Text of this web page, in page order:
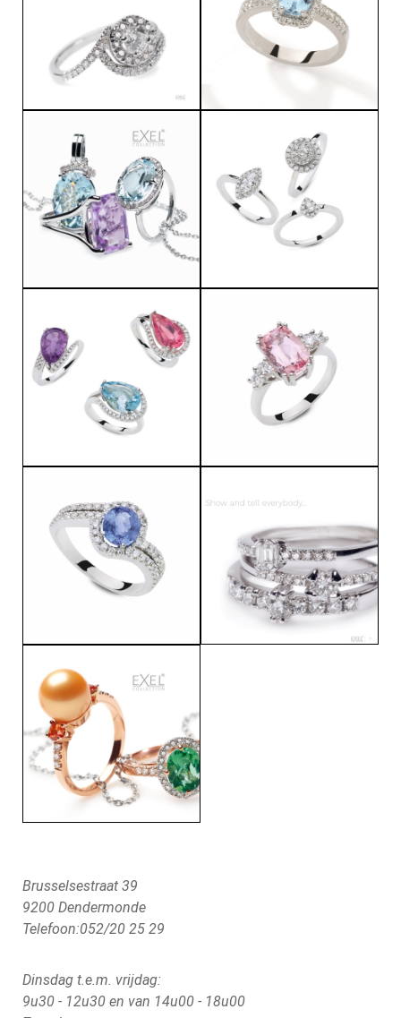
Brusselsestraat 39
9200 Dendermonde
Telefoon:052/20 25 29
Dinsdag t.e.m. vrijdag:
9u30 - 12u30 en van 14u00 - 18u00